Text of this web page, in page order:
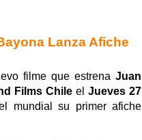
Lanza Afiche
filme que estrenaJuan
Films Chile elJueves 27
mundial su primer afiche